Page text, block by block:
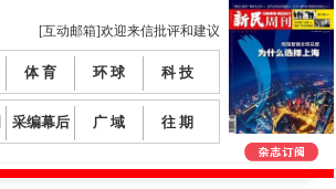
[互动邮箱]欢迎来信批评和建议
体 育 环 球 科 技
采编幕后 广 域 往 期